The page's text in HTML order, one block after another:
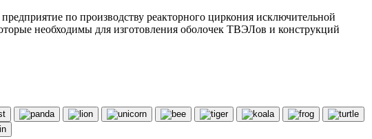
по производству реакторного циркония исключительной
необходимы для изготовления оболочек ТВЭЛов и конструкций